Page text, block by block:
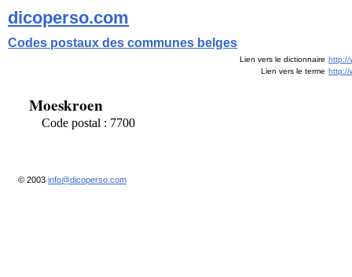
dicoperso.com
Codes postaux des communes belges
Lien vers le dictionnaire http://
Lien vers le terme http://
Moeskroen
Code postal : 7700
© 2003 info@dicoperso.com